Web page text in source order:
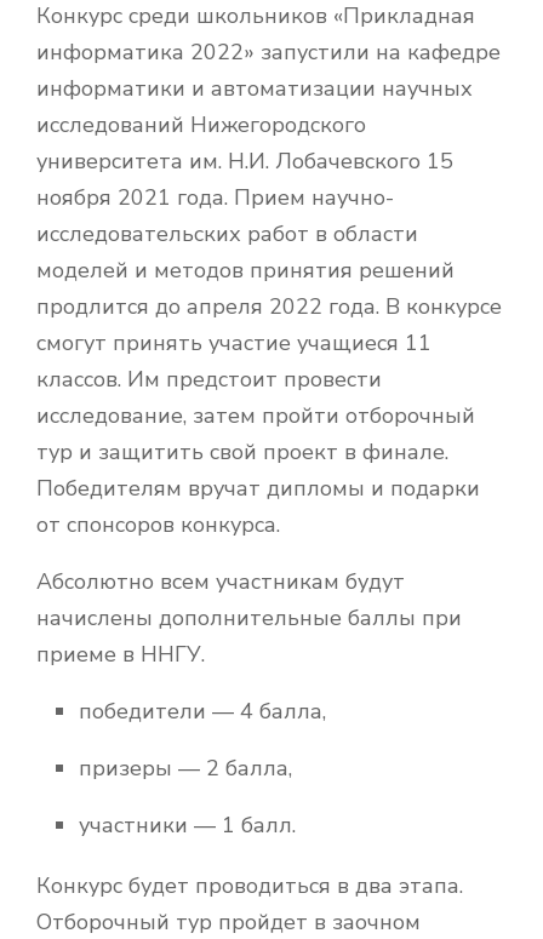
Конкурс среди школьников «Прикладная
информатика 2022» запустили на кафедре
информатики и автоматизации научных
исследований Нижегородского
университета им. Н.И. Лобачевского 15
ноября 2021 года. Прием научно-
исследовательских работ в области
моделей и методов принятия решений
продлится до апреля 2022 года. В конкурсе
смогут принять участие учащиеся 11
классов. Им предстоит провести
исследование, затем пройти отборочный
тур и защитить свой проект в финале.
Победителям вручат дипломы и подарки
от спонсоров конкурса.
Абсолютно всем участникам будут
начислены дополнительные баллы при
приеме в ННГУ.
победители — 4 балла,
призеры — 2 балла,
участники — 1 балл.
Конкурс будет проводиться в два этапа.
Отборочный тур пройдет в заочном